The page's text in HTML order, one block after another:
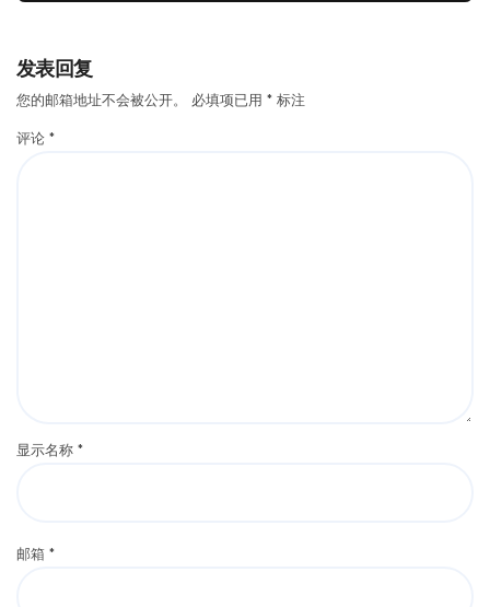
发表回复
您的邮箱地址不会被公开。 必填项已用 * 标注
评论 *
显示名称 *
邮箱 *